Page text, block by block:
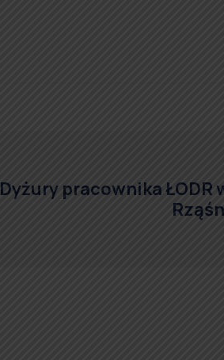
Dyżury pracownika ŁODR